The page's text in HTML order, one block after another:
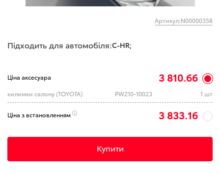
Артикул:N00000358
Підходить для автомобіля:C-HR;
Ціна аксесуара 3 810.66
килимки салону (TOYOTA) PW210-10023 1 шт
Ціна з встановленням 3 833.16
Купити